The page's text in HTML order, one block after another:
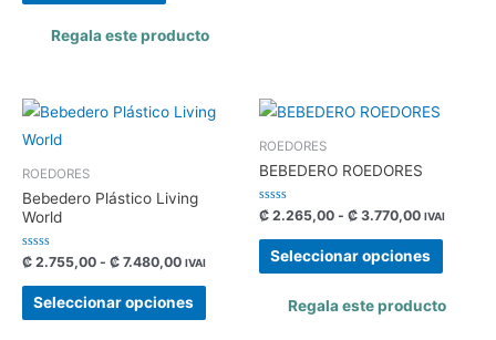
Regala este producto
ROEDORES
Bebedero Plástico Living
World
Valorado
con
0
de
₡ 2.755,00 - ₡ 7.480,00 IVAI
Seleccionar opciones
ROEDORES
BEBEDERO ROEDORES
Valorado
con
0
de
₡ 2.265,00 - ₡ 3.770,00 IVAI
Seleccionar opciones
Regala este producto